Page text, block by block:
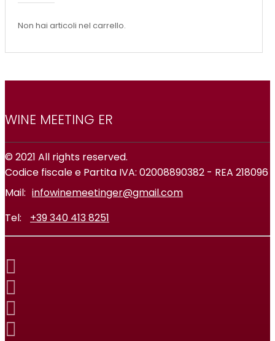
Non hai articoli nel carrello.
WINE MEETING ER
© 2021 All rights reserved.
Codice fiscale e Partita IVA: 02008890382 - REA 218096
Mail: infowinemeetinger@gmail.com
Tel:
+39 340 413 8251